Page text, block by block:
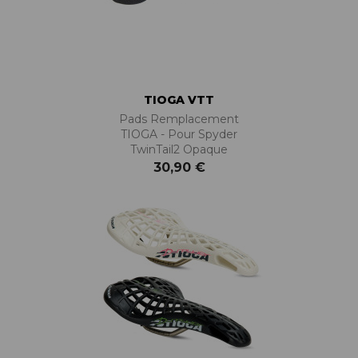
TIOGA VTT
Pads Remplacement
TIOGA - Pour Spyder
TwinTail2 Opaque
30,90 €